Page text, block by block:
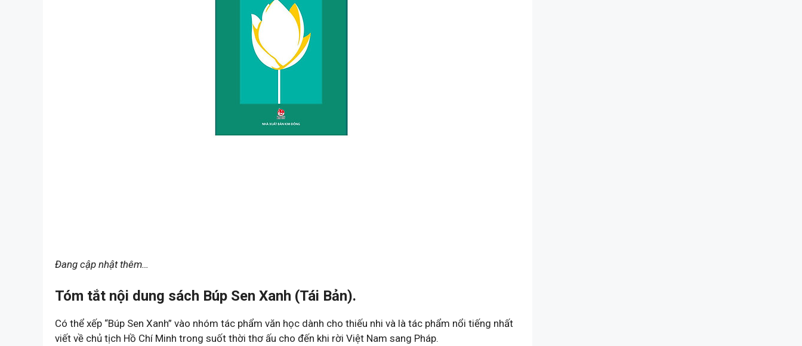
Đang cập nhật thêm…
Tóm tắt nội dung sách Búp Sen Xanh (Tái Bản).
Có thể xếp “Búp Sen Xanh” vào nhóm tác phẩm văn học dành cho thiếu nhi và là tác phẩm nổi tiếng nhất
viết về chủ tịch Hồ Chí Minh trong suốt thời thơ ấu cho đến khi rời Việt Nam sang Pháp.